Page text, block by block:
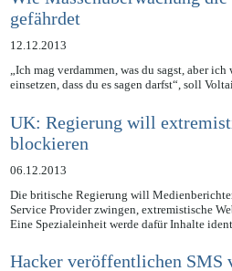
Wie Massenüberwachung die
gefährdet
12.12.2013
„Ich mag verdammen, was du sagst, aber ich
UK: Regierung will
blockieren
06.12.2013
Die britische Regierung will
Service Provider zwingen, extremistische